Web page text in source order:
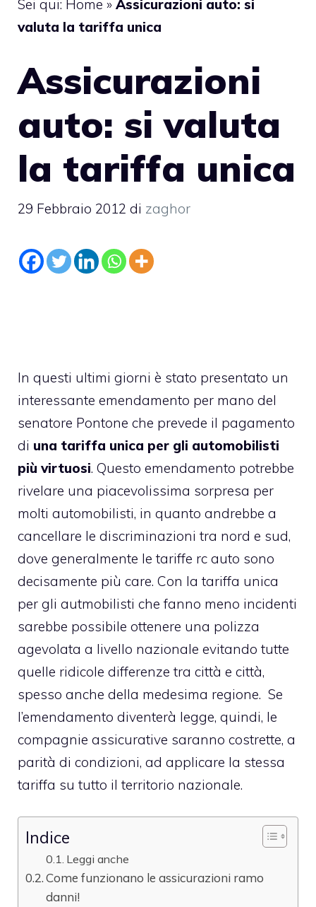
Sei qui: Home » Assicurazioni auto: si
valuta la tariffa unica
Assicurazioni
auto: si valuta
la tariffa unica
29 Febbraio 2012 di zaghor
In questi ultimi giorni è stato presentato un
interessante emendamento per mano del
senatore Pontone che prevede il pagamento
di una tariffa unica per gli automobilisti
più virtuosi. Questo emendamento potrebbe
rivelare una piacevolissima sorpresa per
molti automobilisti, in quanto andrebbe a
cancellare le discriminazioni tra nord e sud,
dove generalmente le tariffe rc auto sono
decisamente più care. Con la tariffa unica
per gli autmobilisti che fanno meno incidenti
sarebbe possibile ottenere una polizza
agevolata a livello nazionale evitando tutte
quelle ridicole differenze tra città e città,
spesso anche della medesima regione. Se
l’emendamento diventerà legge, quindi, le
compagnie assicurative saranno costrette, a
parità di condizioni, ad applicare la stessa
tariffa su tutto il territorio nazionale.
Indice
Leggi anche
Come funzionano le assicurazioni ramo
danni!